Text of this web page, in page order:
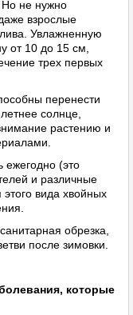
не нужно
взрослые
Увлажненную
от 10 до 15 см,
трех первых
перенести
солнце,
растению и
(это
и различные
вида хвойных
обрезка,
после зимовки.
которые